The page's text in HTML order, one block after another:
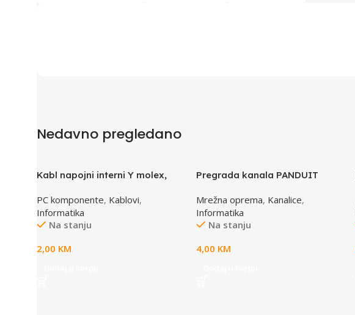
Nedavno pregledano
Kabl napojni interni Y molex,
1x female to 2x male
PC komponente, Kablovi,
Informatika
Na stanju
2,00 KM
Pregrada kanala PANDUIT
Mrežna oprema, Kanalice,
Informatika
Na stanju
4,00 KM